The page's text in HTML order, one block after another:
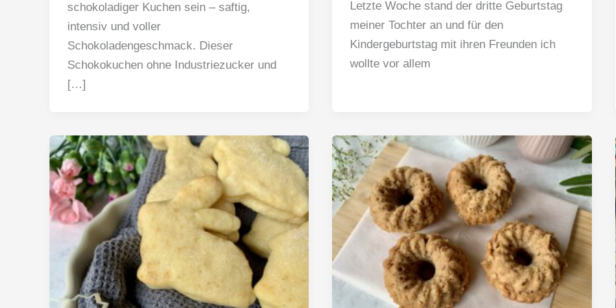
schokoladiger Kuchen sein – saftig,
intensiv und voller
Schokoladengeschmack. Dieser
Schokokuchen ohne Industriezucker und
[…]
Letzte Woche stand der dritte Geburtstag
meiner Tochter an und für den
Kindergeburtstag mit ihren Freunden ich
wollte vor allem